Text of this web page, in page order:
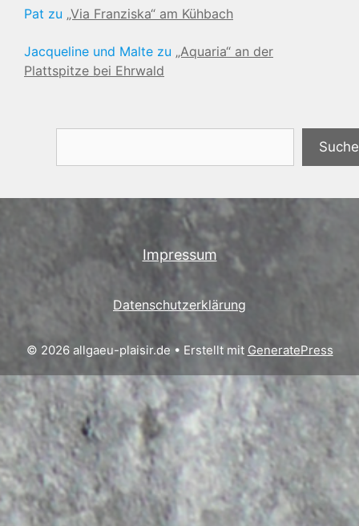
Pat zu „Via Franziska“ am Kühbach
Jacqueline und Malte zu „Aquaria“ an der
Plattspitze bei Ehrwald
Impressum
Datenschutzerklärung
© 2026 allgaeu-plaisir.de• Erstellt mit GeneratePress